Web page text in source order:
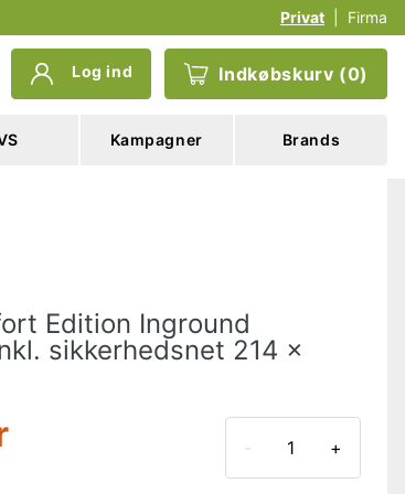
Privat Firma
Log ind Indkøbskurv (0)
Kampagner Brands
Edition Inground
sikkerhedsnet 214 x
+